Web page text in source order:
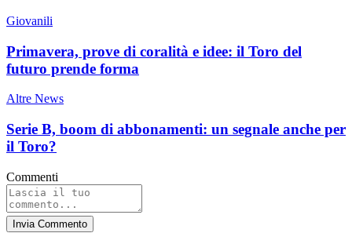
Giovanili
Primavera, prove di coralità e idee: il Toro del
futuro prende forma
Altre News
Serie B, boom di abbonamenti: un segnale anche per
il Toro?
Commenti
Invia Commento